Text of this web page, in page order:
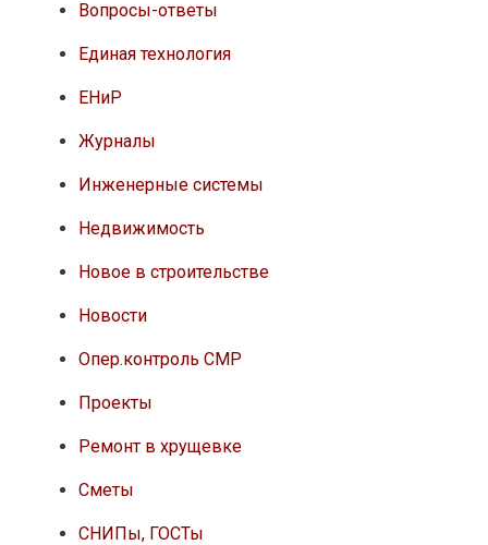
Вопросы-ответы
Единая технология
ЕНиР
Журналы
Инженерные системы
Недвижимость
Новое в строительстве
Новости
Опер.контроль СМР
Проекты
Ремонт в хрущевке
Сметы
СНИПы, ГОСТы